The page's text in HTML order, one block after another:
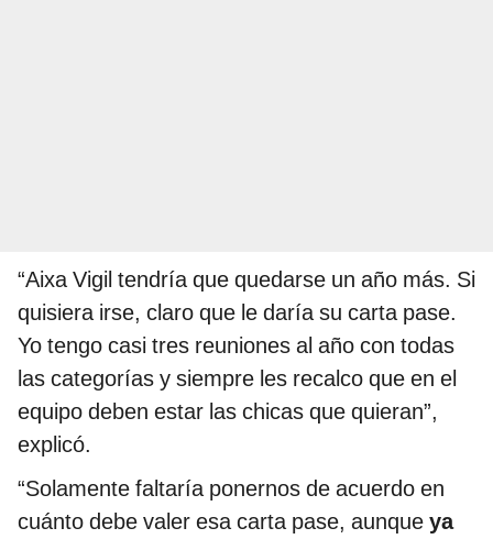
“Aixa Vigil tendría que quedarse un año más. Si
quisiera irse, claro que le daría su carta pase.
Yo tengo casi tres reuniones al año con todas
las categorías y siempre les recalco que en el
equipo deben estar las chicas que quieran”,
explicó.
“Solamente faltaría ponernos de acuerdo en
cuánto debe valer esa carta pase, aunque ya